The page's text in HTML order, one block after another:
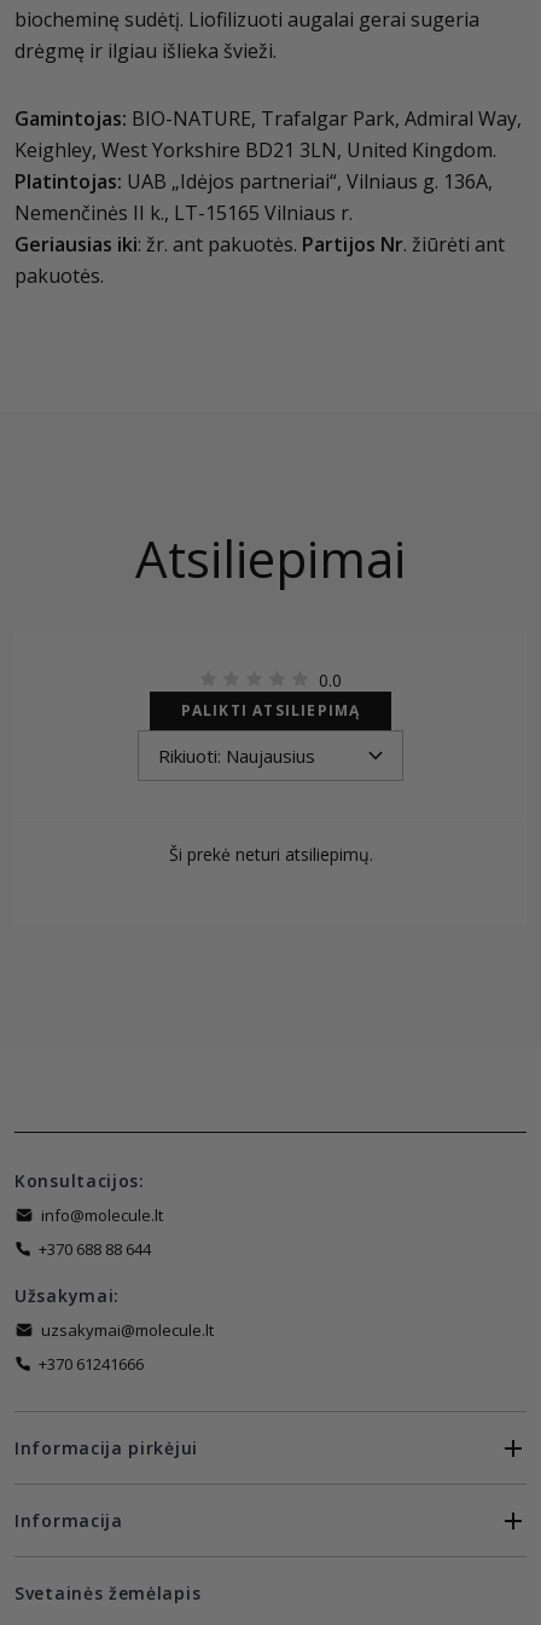
biocheminę sudėtį. Liofilizuoti augalai gerai sugeria
drėgmę ir ilgiau išlieka švieži.
Gamintojas: BIO-NATURE, Trafalgar Park, Admiral Way,
Keighley, West Yorkshire BD21 3LN, United Kingdom.
Platintojas: UAB „Idėjos partneriai“, Vilniaus g. 136A,
Nemenčinės II k., LT-15165 Vilniaus r.
Geriausias iki: žr. ant pakuotės. Partijos Nr. žiūrėti ant
pakuotės.
Atsiliepimai
0.0
PALIKTI ATSILIEPIMĄ
Ši prekė neturi atsiliepimų.
Konsultacijos:
info@molecule.lt
+370 688 88 644
Užsakymai:
uzsakymai@molecule.lt
+370 61241666
Informacija pirkėjui
Informacija
Svetainės žemėlapis